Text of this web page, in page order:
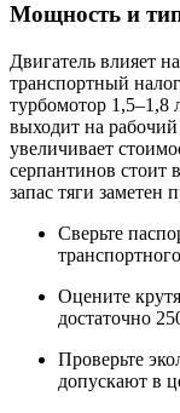
Мощность и
Двигатель влияет
транспортный
турбомотор
выходит на
увеличивает
серпантинов стоит
запас тяги заметен
Сверьте
Оцените
достаточно
Проверьте
допускают в